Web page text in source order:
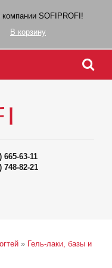
SOFIPROFI!
В корзину
665-63-11
748-82-21
» Гель-лаки, базы и